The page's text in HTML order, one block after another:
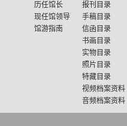
历任馆长
现任馆领导
馆游指南
报刊目录
手稿目录
信函目录
书画目录
实物目录
照片目录
特藏目录
视频档案资料
音频档案资料